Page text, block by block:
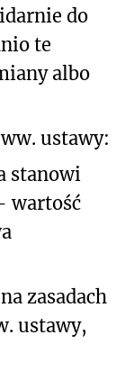
do
te
albo
ustawy:
stanowi
wartość
zasadach
ustawy,